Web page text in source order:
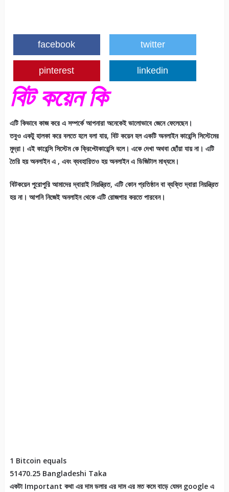
facebook twitter
pinterest linkedin
বিট কয়েন কি
এটি কিভাবে কাজ করে এ সম্পর্কে আপনারা অনেকেই ভালোভাবে জেনে ফেলেছেন।
তবুও একটু হালকা করে বলতে হলে বলা যায়, বিট কয়েন হল একটি অনলাইন কারেন্সি সিস্টেমের
মুদ্রা। এই কারেন্সি সিস্টেম কে ক্রিপ্টোকারেন্সি বলে। একে দেখা অথবা ছোঁয়া যায় না। এটি
তৈরি হয় অনলাইন এ , এবং ব্যবহারিতও হয় অনলাইন এ ডিজিটাল মাধ্যমে।
বিটকয়েন পুরোপুরি আমাদের দ্বারাই নিয়ন্ত্রিত, এটি কোন প্রতিষ্ঠান বা ব্যক্তি দ্বারা নিয়ন্ত্রিত
হয় না। আপনি নিজেই অনলাইন থেকে এটি রোজগার করতে পারবেন।
1 Bitcoin equals
51470.25 Bangladeshi Taka
একটা Important কথা এর দাম ডলার এর দাম এর মত কমে বাড়ে যেমন google এ